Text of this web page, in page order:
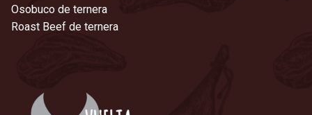
Osobuco de ternera
Roast Beef de ternera